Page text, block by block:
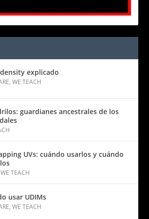
explicado
,WE TEACH
guardianes ancestrales de los
UVs: cuándo usarlos y cuándo
WE TEACH
usar UDIMs
,WE TEACH